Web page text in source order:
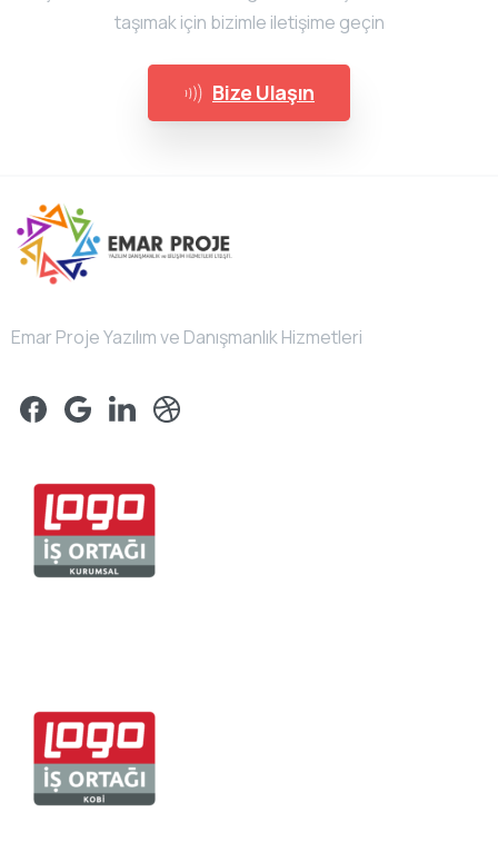
taşımak için bizimle iletişime geçin
Bize Ulaşın
Emar Proje Yazılım ve Danışmanlık Hizmetleri